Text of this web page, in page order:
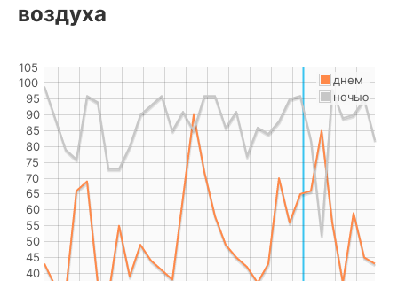
воздуха
40
45
50
55
60
65
70
75
80
85
90
95
100
105
днем
ночью